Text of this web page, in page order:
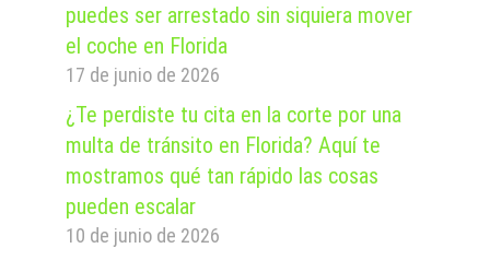
puedes ser arrestado sin siquiera mover
el coche en Florida
17 de junio de 2026
¿Te perdiste tu cita en la corte por una
multa de tránsito en Florida? Aquí te
mostramos qué tan rápido las cosas
pueden escalar
10 de junio de 2026